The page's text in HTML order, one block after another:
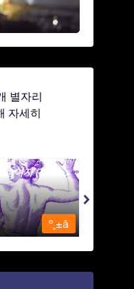
별자리
자세히
여자 (The
º¸±â